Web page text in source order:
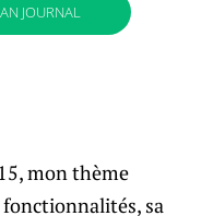
JOURNAL
mon thème
fonctionnalités, sa